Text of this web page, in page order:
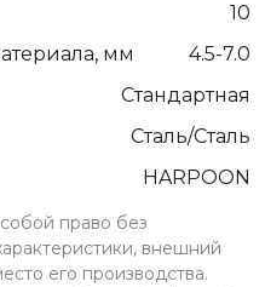
10
мм
4.5-7.0
Стандартная
Сталь/Сталь
HARPOON
право без
внешний
его производства.